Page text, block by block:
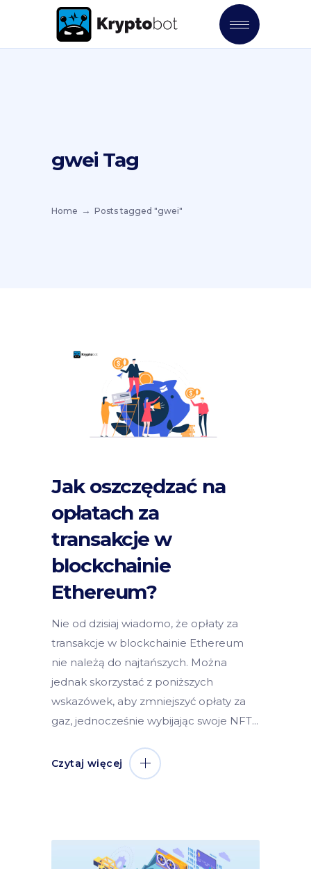
gwei Tag
Home Posts tagged "gwei"
Jak oszczędzać na
opłatach za
transakcje w
blockchainie
Ethereum?
Nie od dzisiaj wiadomo, że opłaty za
transakcje w blockchainie Ethereum
nie należą do najtańszych. Można
jednak skorzystać z poniższych
wskazówek, aby zmniejszyć opłaty za
gaz, jednocześnie wybijając swoje NFT
Czytaj więcej